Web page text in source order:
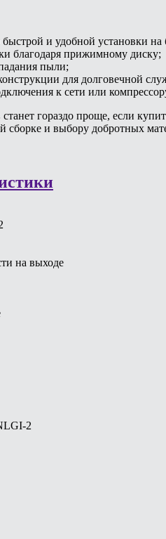
и удобной установки на
благодаря прижимному диску;
пыли;
для долговечной
к сети или
гораздо проще, если
сборке и выбору добротных
на выходе
2